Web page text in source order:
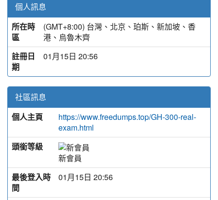
個人訊息
所在時
區
(GMT+8:00) 台灣、北京、珀斯、新加坡、香
港、烏魯木齊
註冊日
期
01月15日 20:56
社區訊息
個人主頁
https://www.freedumps.top/GH-300-real-
exam.html
頭銜等級
新會員
最後登入時
間
01月15日 20:56